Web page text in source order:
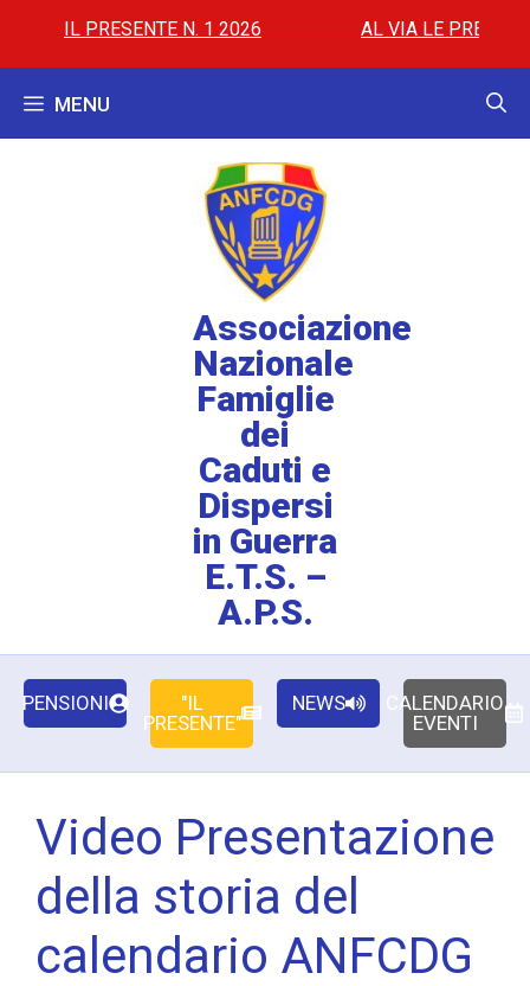
IL PRESENTE N. 1 2026............................AL VIA LE
MENU
Associazione
Nazionale
Famiglie
dei
Caduti e
Dispersi
in Guerra
E.T.S. –
A.P.S.
PENSIONI
"IL
PRESENTE"
NEWS
CALENDARIO
EVENTI
Video Presentazione
della storia del
calendario ANFCDG